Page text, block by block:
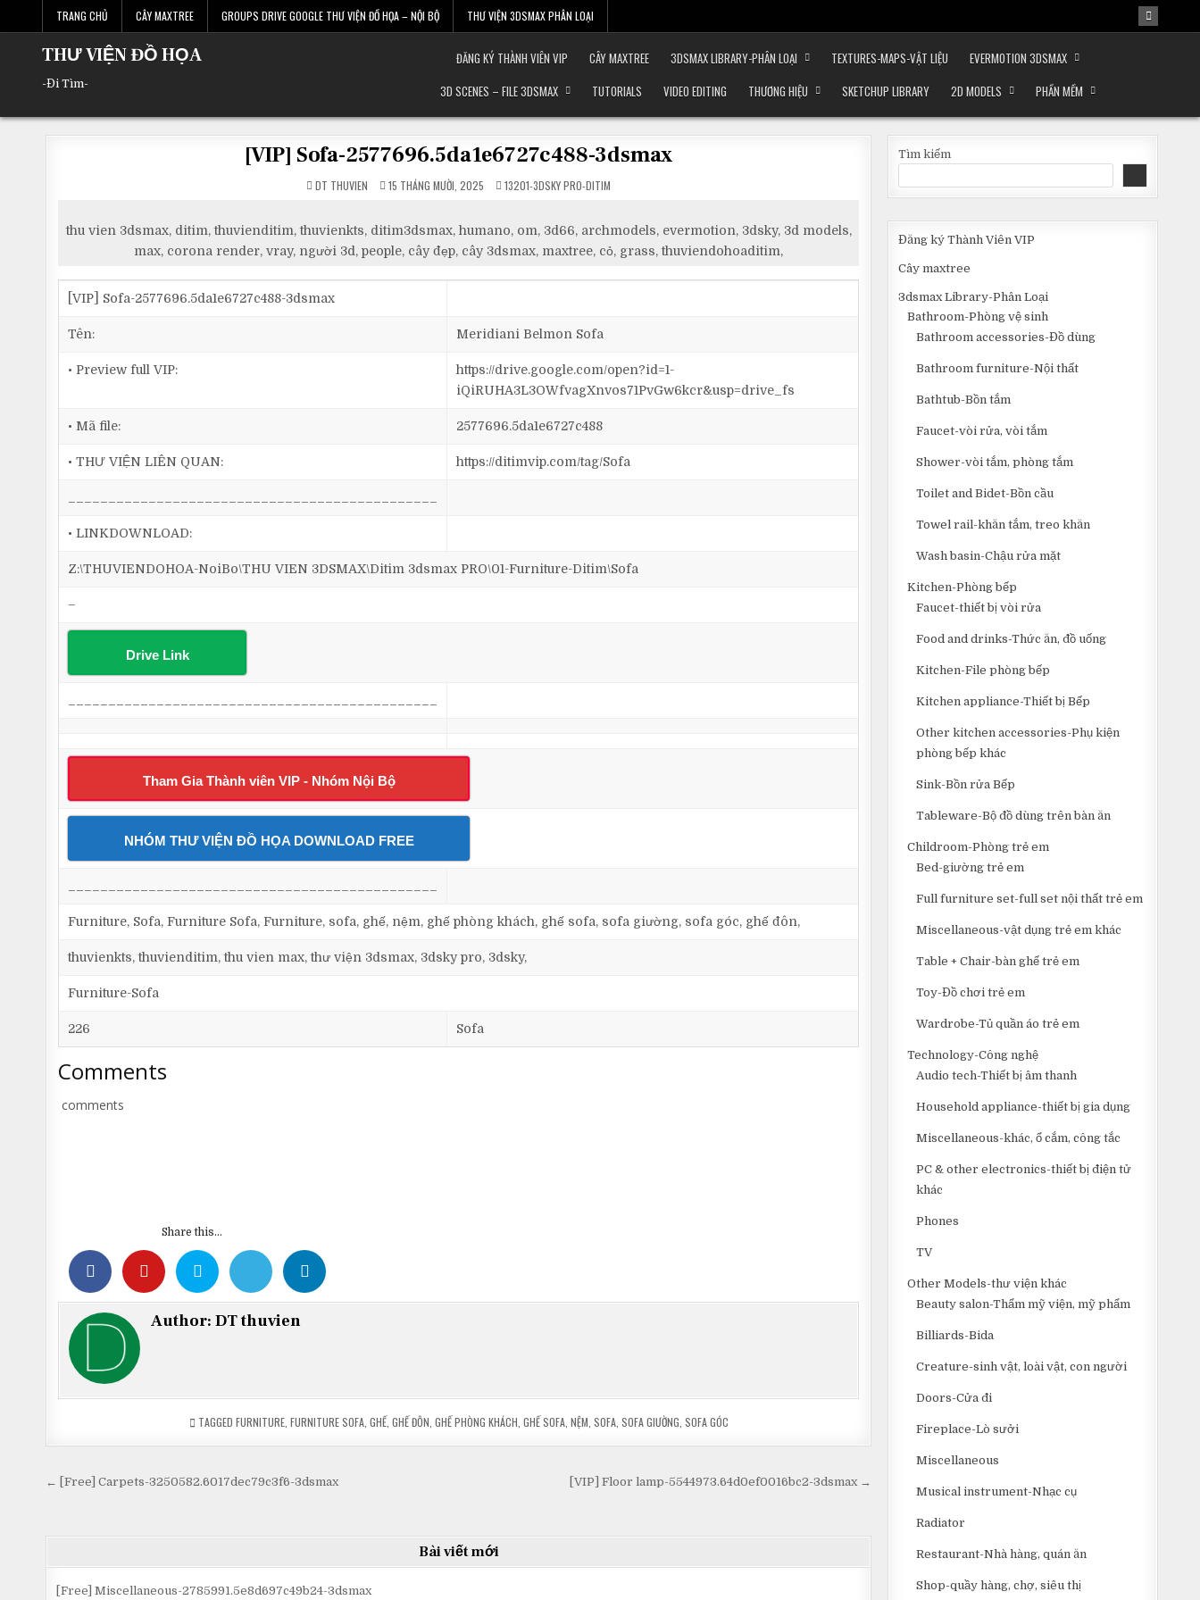
TRANG CHỦ CÂY MAXTREE GROUPS DRIVE GOOGLE THƯ VIỆN ĐỒ HỌA – NỘI BỘ THƯ VIỆN 3DSMAX PHÂN LOẠI
THƯ VIỆN ĐỒ HỌA
-Đi Tìm-
ĐĂNG KÝ THÀNH VIÊN VIP CÂY MAXTREE 3DSMAX LIBRARY-PHÂN LOẠI TEXTURES-MAPS-VẬT LIỆU
EVERMOTION 3DSMAX
3D SCENES – FILE 3DSMAX
TUTORIALS VIDEO EDITING THƯƠNG HIỆU SKETCHUP LIBRARY 2D MODELS PHẦN MỀM
[VIP] Sofa-2577696.5da1e6727c488-3dsmax
DT THUVIEN 15 THÁNG MƯỜI, 2025 POSTED
IN
13201-3DSKY PRO-DITIM
thu vien 3dsmax, ditim, thuvienditim, thuvienkts, ditim3dsmax, humano, om, 3d66, archmodels, evermotion, 3dsky, 3d models,
max, corona render, vray, người 3d, people, cây đẹp, cây 3dsmax, maxtree, cỏ, grass, thuviendohoaditim,
[VIP] Sofa-2577696.5da1e6727c488-3dsmax
Tên: Meridiani Belmon Sofa
• Preview full VIP:
https://drive.google.com/open?id=1-
iQiRUHA3L3OWfvagXnvos71PvGw6kcr&usp=drive_fs
• Mã file: 2577696.5da1e6727c488
• THƯ VIỆN LIÊN QUAN: https://ditimvip.com/tag/Sofa
• LINKDOWNLOAD:
Z:\THUVIENDOHOA-NoiBo\THU VIEN 3DSMAX\Ditim 3dsmax PRO\01-Furniture-Ditim\Sofa
–
Drive Link
Tham Gia Thành viên VIP - Nhóm Nội Bộ
NHÓM THƯ VIỆN ĐỒ HỌA DOWNLOAD FREE
Furniture, Sofa, Furniture Sofa, Furniture, sofa, ghế, nệm, ghế phòng khách, ghế sofa, sofa giường, sofa góc, ghế đôn,
thuvienkts, thuvienditim, thu vien max, thư viện 3dsmax, 3dsky pro, 3dsky,
Furniture-Sofa
226 Sofa
Comments
comments
Share this...
Author:DT thuvien
TAGGED FURNITURE, FURNITURE SOFA, GHẾ, GHẾ ĐÔN GHẾ PHÒNG KHÁCH GHẾ SOFA, NỆM SOFA, SOFA GIƯỜNG SOFA GÓC
Điều
bài
viết
[VIP] Floor lamp-5544973.64d0ef0016bc2-3dsmax →
← [Free] Carpets-3250582.6017dec79c3f6-3dsmax
Bài viết mới
[Free] Miscellaneous-2785991.5e8d697c49b24-3dsmax
Tìm kiếm
Đăng ký Thành Viên VIP
Cây maxtree
3dsmax Library-Phân Loại
Bathroom-Phòng vệ sinh
Bathroom accessories-Đồ dùng
Bathroom furniture-Nội thất
Bathtub-Bồn tắm
Faucet-vòi rửa, vòi tắm
Shower-vòi tắm, phòng tắm
Toilet and Bidet-Bồn cầu
Towel rail-khăn tắm, treo khăn
Wash basin-Chậu rửa mặt
Kitchen-Phòng bếp
Faucet-thiết bị vòi rửa
Food and drinks-Thức ăn, đồ uống
Kitchen-File phòng bếp
Kitchen appliance-Thiết bị Bếp
Other kitchen accessories-Phụ kiện
phòng bếp khác
Sink-Bồn rửa Bếp
Tableware-Bộ đồ dùng trên bàn ăn
Childroom-Phòng trẻ em
Bed-giường trẻ em
Full furniture set-full set nội thất trẻ em
Miscellaneous-vật dụng trẻ em khác
Table + Chair-bàn ghế trẻ em
Toy-Đồ chơi trẻ em
Wardrobe-Tủ quần áo trẻ em
Technology-Công nghệ
Audio tech-Thiết bị âm thanh
Household appliance-thiết bị gia dụng
Miscellaneous-khác, ổ cắm, công tắc
PC & other electronics-thiết bị điện tử
khác
Phones
TV
Other Models-thư viện khác
Beauty salon-Thẩm mỹ viện, mỹ phẩm
Billiards-Bida
Creature-sinh vật, loài vật, con người
Doors-Cửa đi
Fireplace-Lò sưởi
Miscellaneous
Musical instrument-Nhạc cụ
Radiator
Restaurant-Nhà hàng, quán ăn
Shop-quầy hàng, chợ, siêu thị